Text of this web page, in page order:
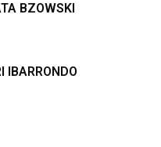
BZOWSKI
IBARRONDO